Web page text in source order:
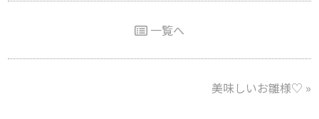
一覧へ
美味しいお雛様♡ »